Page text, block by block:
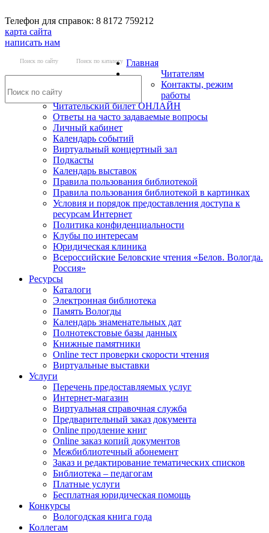
Телефон для справок: 8 8172 759212
карта сайта
написать нам
Поиск по сайту Поиск по каталогу Главная
Читателям
Контакты, режим
работы
Читательский билет ОНЛАЙН
Ответы на часто задаваемые вопросы
Личный кабинет
Календарь событий
Виртуальный концертный зал
Подкасты
Календарь выставок
Правила пользования библиотекой
Правила пользования библиотекой в картинках
Условия и порядок предоставления доступа к
ресурсам Интернет
Политика конфиденциальности
Клубы по интересам
Юридическая клиника
Всероссийские Беловские чтения «Белов. Вологда.
Россия»
Ресурсы
Каталоги
Электронная библиотека
Память Вологды
Календарь знаменательных дат
Полнотекстовые базы данных
Книжные памятники
Online тест проверки скорости чтения
Виртуальные выставки
Услуги
Перечень предоставляемых услуг
Интернет-магазин
Виртуальная справочная служба
Предварительный заказ документа
Online продление книг
Online заказ копий документов
Межбиблиотечный абонемент
Заказ и редактирование тематических списков
Библиотека – педагогам
Платные услуги
Бесплатная юридическая помощь
Конкурсы
Вологодская книга года
Коллегам